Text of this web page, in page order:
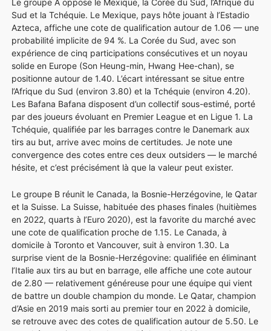
Le groupe A oppose le Mexique, la Corée du Sud, l’Afrique du
Sud et la Tchéquie. Le Mexique, pays hôte jouant à l’Estadio
Azteca, affiche une cote de qualification autour de 1.06 — une
probabilité implicite de 94 %. La Corée du Sud, avec son
expérience de cinq participations consécutives et un noyau
solide en Europe (Son Heung-min, Hwang Hee-chan), se
positionne autour de 1.40. L’écart intéressant se situe entre
l’Afrique du Sud (environ 3.80) et la Tchéquie (environ 4.20).
Les Bafana Bafana disposent d’un collectif sous-estimé, porté
par des joueurs évoluant en Premier League et en Ligue 1. La
Tchéquie, qualifiée par les barrages contre le Danemark aux
tirs au but, arrive avec moins de certitudes. Je note une
convergence des cotes entre ces deux outsiders — le marché
hésite, et c’est précisément là que la valeur peut exister.
Le groupe B réunit le Canada, la Bosnie-Herzégovine, le Qatar
et la Suisse. La Suisse, habituée des phases finales (huitièmes
en 2022, quarts à l’Euro 2020), est la favorite du marché avec
une cote de qualification proche de 1.15. Le Canada, à
domicile à Toronto et Vancouver, suit à environ 1.30. La
surprise vient de la Bosnie-Herzégovine: qualifiée en éliminant
l’Italie aux tirs au but en barrage, elle affiche une cote autour
de 2.80 — relativement généreuse pour une équipe qui vient
de battre un double champion du monde. Le Qatar, champion
d’Asie en 2019 mais sorti au premier tour en 2022 à domicile,
se retrouve avec des cotes de qualification autour de 5.50. Le